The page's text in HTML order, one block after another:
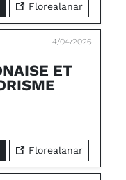
Florealanar
4/04/2026
ET
Florealanar